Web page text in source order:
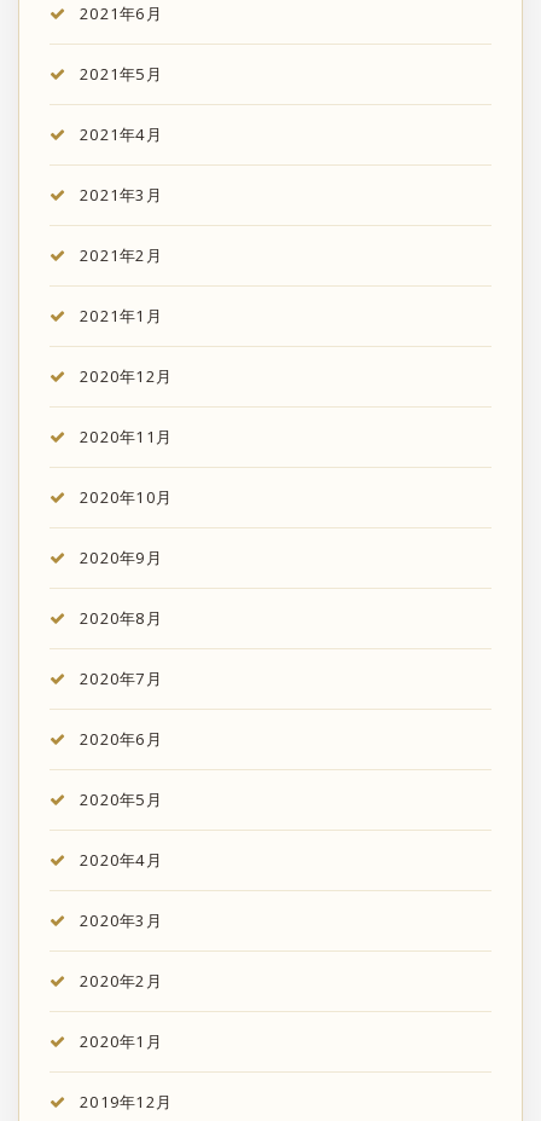
2021年6月
2021年5月
2021年4月
2021年3月
2021年2月
2021年1月
2020年12月
2020年11月
2020年10月
2020年9月
2020年8月
2020年7月
2020年6月
2020年5月
2020年4月
2020年3月
2020年2月
2020年1月
2019年12月